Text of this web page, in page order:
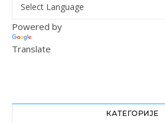
Powered by
Translate
КАТЕГОРИЈЕ